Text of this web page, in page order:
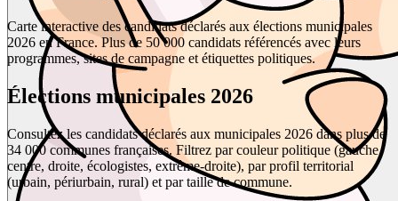
Carte interactive des candidats déclarés aux élections municipales
2026 en France. Plus de 50 000 candidats référencés avec leurs
programmes, sites de campagne et étiquettes politiques.
Élections municipales 2026
Consultez les candidats déclarés aux municipales 2026 dans plus de
34 000 communes françaises. Filtrez par couleur politique (gauche,
centre, droite, écologistes, extrême-droite), par profil territorial
(urbain, périurbain, rural) et par taille de commune.